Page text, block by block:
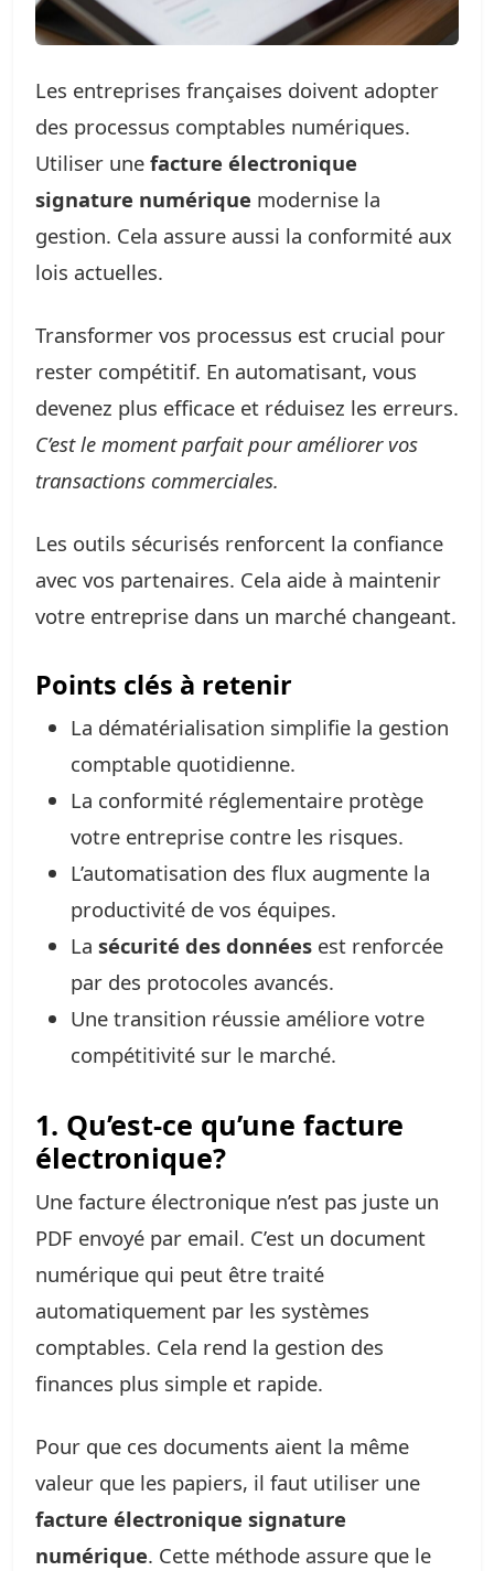
Les entreprises françaises doivent adopter
des processus comptables numériques.
Utiliser une facture électronique
signature numérique modernise la
gestion. Cela assure aussi la conformité aux
lois actuelles.
Transformer vos processus est crucial pour
rester compétitif. En automatisant, vous
devenez plus efficace et réduisez les erreurs.
C’est le moment parfait pour améliorer vos
transactions commerciales.
Les outils sécurisés renforcent la confiance
avec vos partenaires. Cela aide à maintenir
votre entreprise dans un marché changeant.
Points clés à retenir
La dématérialisation simplifie la gestion
comptable quotidienne.
La conformité réglementaire protège
votre entreprise contre les risques.
L’automatisation des flux augmente la
productivité de vos équipes.
La sécurité des données est renforcée
par des protocoles avancés.
Une transition réussie améliore votre
compétitivité sur le marché.
1. Qu’est-ce qu’une facture
électronique?
Une facture électronique n’est pas juste un
PDF envoyé par email. C’est un document
numérique qui peut être traité
automatiquement par les systèmes
comptables. Cela rend la gestion des
finances plus simple et rapide.
Pour que ces documents aient la même
valeur que les papiers, il faut utiliser une
facture électronique signature
numérique. Cette méthode assure que le